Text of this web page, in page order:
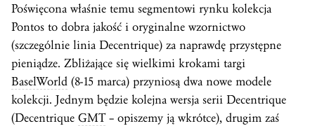
Poświęcona właśnie temu segmentowi rynku kolekcja
Pontos to dobra jakość i oryginalne wzornictwo
(szczególnie linia Decentrique) za naprawdę przystępne
pieniądze. Zbliżające się wielkimi krokami targi
BaselWorld (8-15 marca) przyniosą dwa nowe modele
kolekcji. Jednym będzie kolejna wersja serii Decentrique
(Decentrique GMT– opiszemy ją wkrótce), drugim zaś